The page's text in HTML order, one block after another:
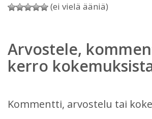
(ei vielä ääniä)
Arvostele,
kerro
Kommentti, arvostelu tai